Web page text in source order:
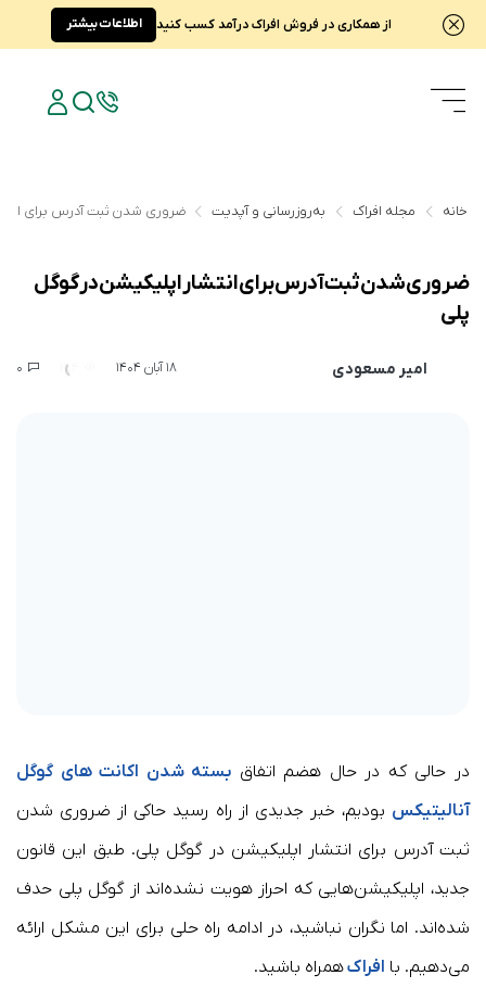
از همکاری در فروش افراک درآمد کسب کنید اطلاعات بیشتر
خانه مجله افراک به‌روزرسانی و آپدیت ضروری شدن ثبت آدرس برای
ضروری شدن ثبت آدرس برای انتشار اپلیکیشن در گوگل
پلی
امیر مسعودی 18 آبان 1404
در حالی که در حال هضم اتفاق بسته شدن اکانت های گوگل
آنالیتیکس بودیم، خبر جدیدی از راه رسید حاکی از ضروری شدن
ثبت آدرس برای انتشار اپلیکیشن در گوگل پلی. طبق این قانون
جدید، اپلیکیشن‌هایی که احراز هویت نشده‌اند از گوگل پلی حدف
شده‌اند. اما نگران نباشید، در ادامه راه حلی برای این مشکل ارائه
می‌دهیم. با افراکهمراه باشید.